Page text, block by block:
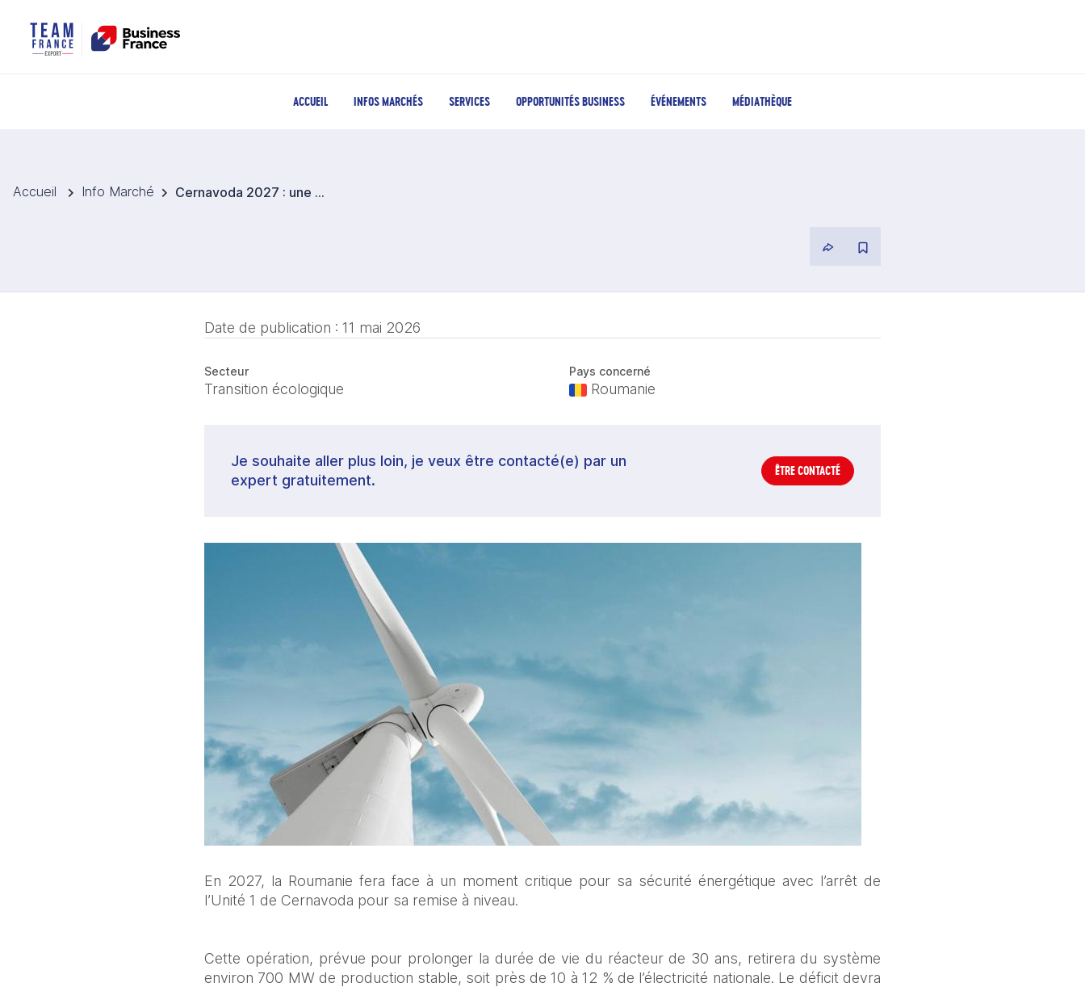
ACCUEIL INFOS MARCHÉS SERVICES OPPORTUNITÉS BUSINESS ÉVÉNEMENTS MÉDIATHÈQUE
Accueil Info Marché Cernavoda 2027 : une opportunité et un défi pour le mix énergétique roumain
Date de publication : 11 mai 2026
Secteur
Transition écologique
Pays concerné
Roumanie
Je souhaite aller plus loin, je veux être contacté(e) par un
expert gratuitement.
ÊTRE CONTACTÉ
En 2027, la Roumanie fera face à un moment critique pour sa sécurité énergétique avec l’arrêt de
l’Unité 1 de Cernavoda pour sa remise à niveau.
Cette opération, prévue pour prolonger la durée de vie du réacteur de 30 ans, retirera du système
environ 700 MW de production stable, soit près de 10 à 12 % de l’électricité nationale. Le déficit devra